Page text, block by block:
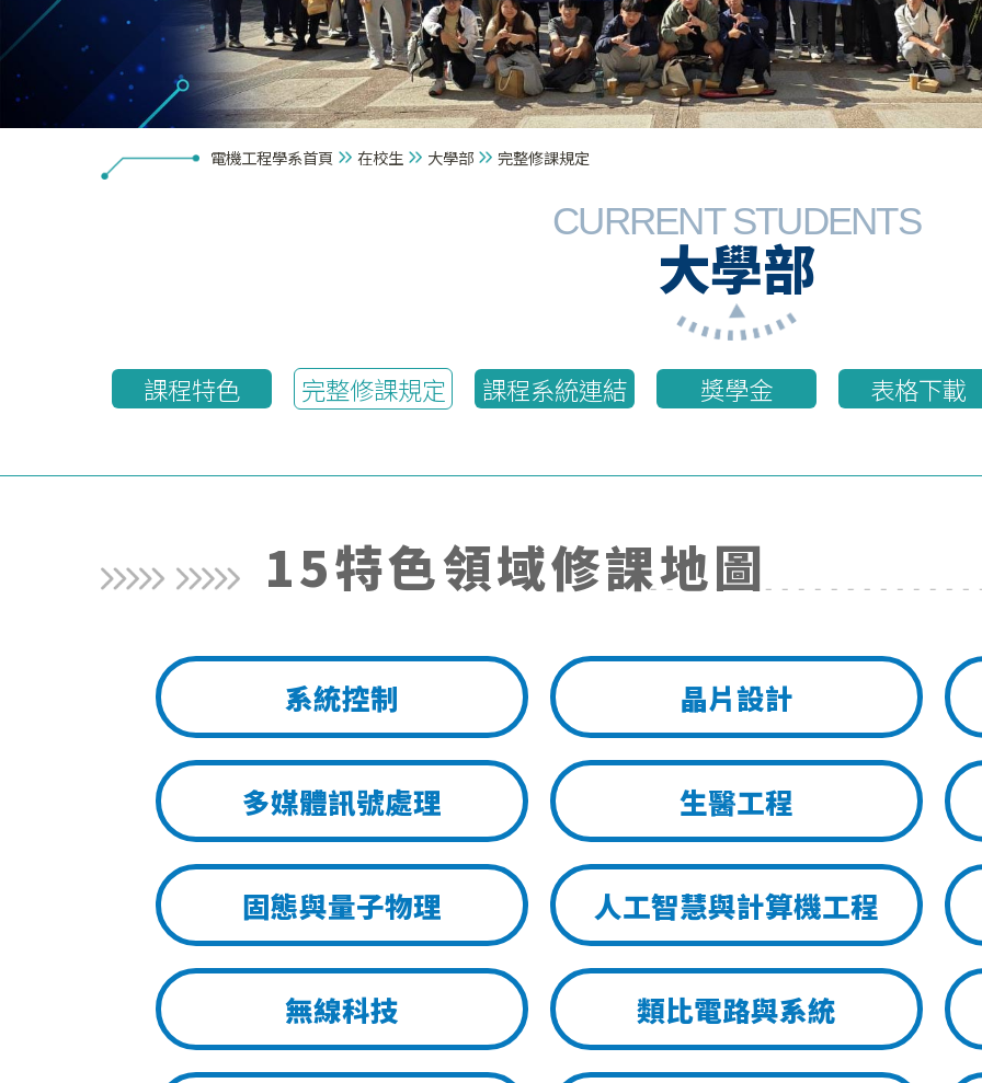
電機工程學系首頁 在校生 大學部 完整修課規定
CURRENT STUDENTS
大學部
課程特色 完整修課規定 課程系統連結 獎學金 表格下載
15特色領域修課地圖
系統控制 晶片設計
多媒體訊號處理 生醫工程
固態與量子物理 人工智慧與計算機工程
無線科技 類比電路與系統